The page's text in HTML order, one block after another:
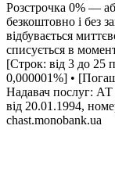
Розстрочка 0% —
безкоштовно і без
відбувається
списується в
[Строк: від 3 до 25
0,000001%] •
Надавач послуг:
від 20.01.1994,
chast.monobank.ua